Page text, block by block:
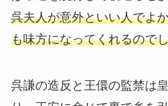
呉夫人が意外といい人でよ
も味方になってくれるので
呉謙の造反と王儇の監禁は